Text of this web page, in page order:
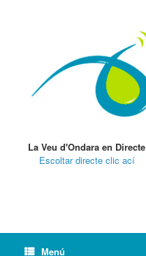
La Veu d'Ondara en Directe
Escoltar directe clic ací
Menú